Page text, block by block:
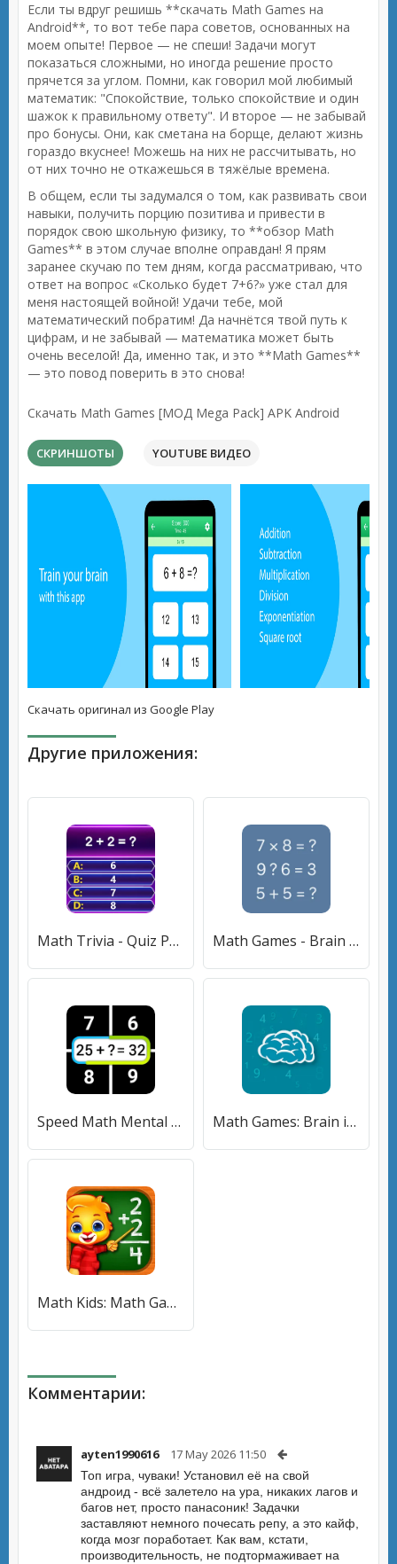
Если ты вдруг решишь **скачать Math Games на
Android**, то вот тебе пара советов, основанных на
моем опыте! Первое — не спеши! Задачи могут
показаться сложными, но иногда решение просто
прячется за углом. Помни, как говорил мой любимый
математик: "Спокойствие, только спокойствие и один
шажок к правильному ответу". И второе — не забывай
про бонусы. Они, как сметана на борще, делают жизнь
гораздо вкуснее! Можешь на них не рассчитывать, но
от них точно не откажешься в тяжёлые времена.
В общем, если ты задумался о том, как развивать свои
навыки, получить порцию позитива и привести в
порядок свою школьную физику, то **обзор Math
Games** в этом случае вполне оправдан! Я прям
заранее скучаю по тем дням, когда рассматриваю, что
ответ на вопрос «Сколько будет 7+6?» уже стал для
меня настоящей войной! Удачи тебе, мой
математический побратим! Да начнётся твой путь к
цифрам, и не забывай — математика может быть
очень веселой! Да, именно так, и это **Math Games**
— это повод поверить в это снова!
Скачать Math Games [МОД Mega Pack] APK Android
СКРИНШОТЫ YOUTUBE ВИДЕО
Скачать оригинал из Google Play
Другие приложения:
Math Trivia - Quiz Puzzle Game (Математические загадки) [МОД Много денег] APK Android Math Games - Brain Training [МОД Mega Pack] APK Android
Speed Math Mental Quick Games [МОД Меню] APK Android Math Games: Brain iq riddles [МОД Много денег] APK Android
Math Kids: Math Games For Kids [МОД Premium] APK Android
Комментарии:
ayten1990616 17 May 2026 11:50
Топ игра, чуваки! Установил её на свой
андроид - всё залетело на ура, никаких лагов и
багов нет, просто панасоник! Задачки
заставляют немного почесать репу, а это кайф,
когда мозг поработает. Как вам, кстати,
производительность, не подтормаживает на